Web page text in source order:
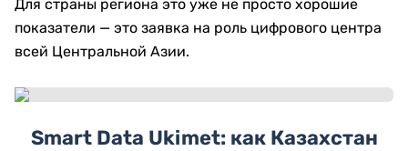
Для страны региона это уже не просто хорошие
показатели — это заявка на роль цифрового центра
всей Центральной Азии.
Smart Data Ukimet: как Казахстан